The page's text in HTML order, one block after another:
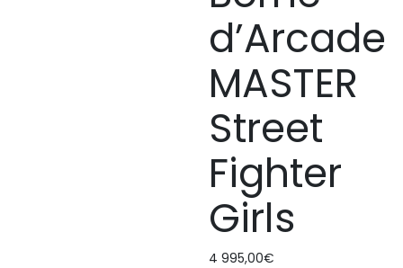
d’Arcade
MASTER
Street
Fighter
Girls
4 995,00€